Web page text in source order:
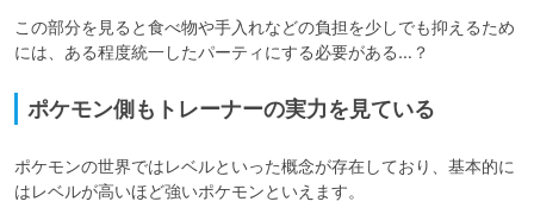
この部分を見ると食べ物や手入れなどの負担を少しでも抑えるため
には、ある程度統一したパーティにする必要がある…？
ポケモン側もトレーナーの実力を見ている
ポケモンの世界ではレベルといった概念が存在しており、基本的に
はレベルが高いほど強いポケモンといえます。